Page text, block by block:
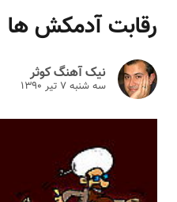
رقابت آدمکش ها
نیک آهنگ کوثر
سه شنبه ۷ تير ۱۳۹۰